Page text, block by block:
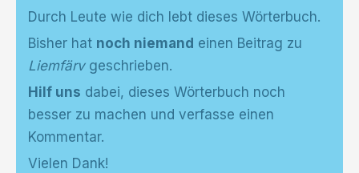
Durch Leute wie dich lebt dieses Wörterbuch.
Bisher hat noch niemand einen Beitrag zu
Liemfärvgeschrieben.
Hilf uns dabei, dieses Wörterbuch noch
besser zu machen und verfasse einen
Kommentar.
Vielen Dank!